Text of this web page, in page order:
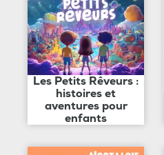
Les Petits Rêveurs :
histoires et
aventures pour
enfants